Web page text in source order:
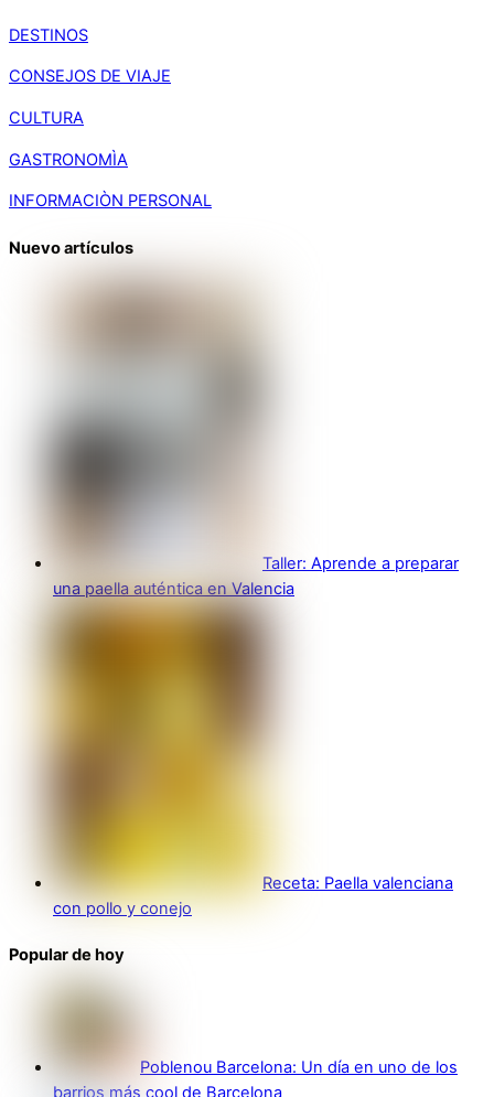
DESTINOS
CONSEJOS DE VIAJE
CULTURA
GASTRONOMÌA
INFORMACIÒN PERSONAL
Nuevo artículos
Taller: Aprende a preparar
una paella auténtica en Valencia
Receta: Paella valenciana
con pollo y conejo
Popular de hoy
Poblenou Barcelona: Un día en uno de los
barrios más cool de Barcelona